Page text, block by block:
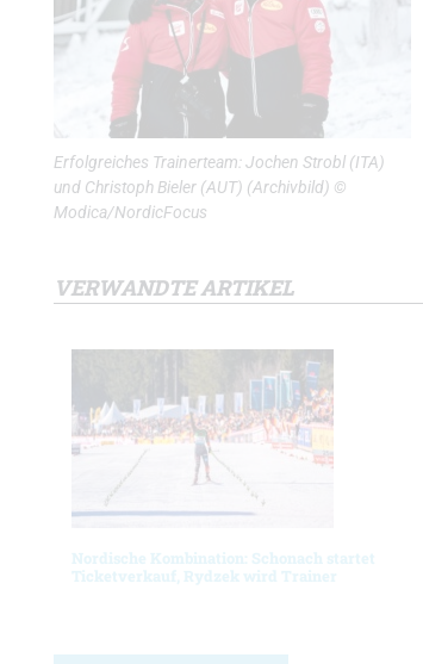
Erfolgreiches Trainerteam: Jochen Strobl (ITA)
und Christoph Bieler (AUT) (Archivbild) ©
Modica/NordicFocus
VERWANDTE ARTIKEL
Nordische Kombination: Schonach startet
Ticketverkauf, Rydzek wird Trainer